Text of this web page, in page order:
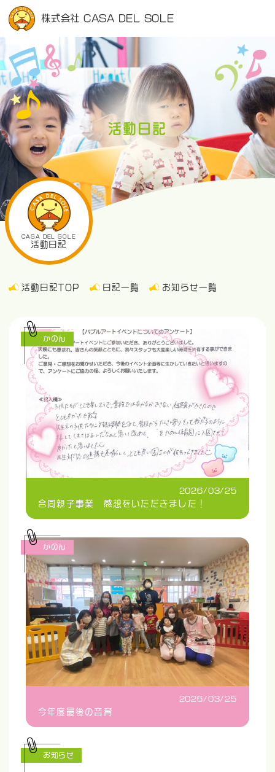
株式会社 CASA DEL SOLE
活動日記
CASA DEL SOLE
活動日記
活動日記TOP 日記一覧 お知らせ一覧
2026/03/25
合同親子事業 感想をいただきました！
かのん
2026/03/25
今年度最後の音育
かのん
お知らせ